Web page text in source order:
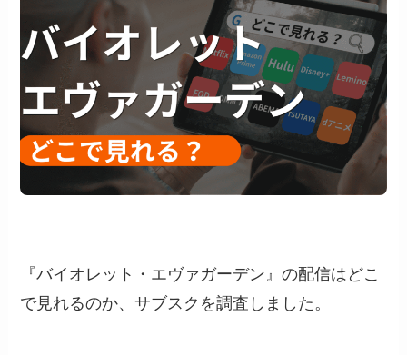
『バイオレット・エヴァガーデン』の配信はどこ
で見れるのか、サブスクを調査しました。